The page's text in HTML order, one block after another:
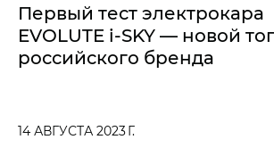
Первый тест электрокара
EVOLUTE i‑SKY — новой
российского бренда
14 АВГУСТА 2023 Г.